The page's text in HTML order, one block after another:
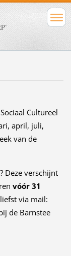
Cultureel
april, juli,
van de
Deze verschijnt
vóór 31
via mail:
de Barnstee